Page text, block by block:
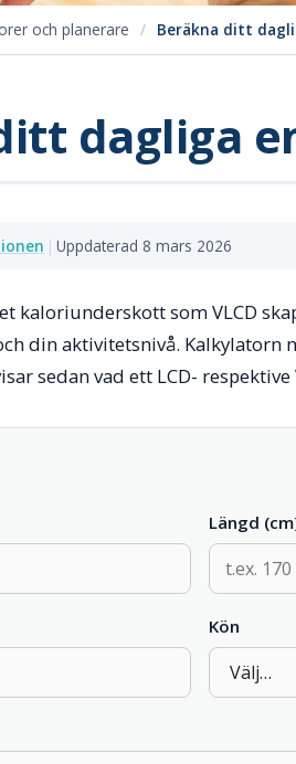
och planerare / Beräkna ditt
dagliga
| Uppdaterad 8 mars 2026
kaloriunderskott som VLCD
din aktivitetsnivå.
sedan vad ett LCD-
Längd
Kön